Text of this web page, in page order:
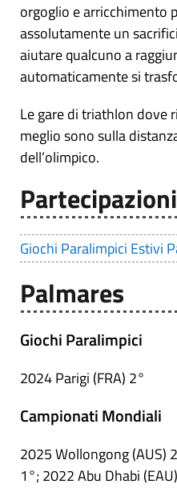
orgoglio e arricchimento
assolutamente un
aiutare qualcuno a
automaticamente si
Le gare di triathlon dove
meglio sono sulla
dell’olimpico.
Partecipazioni
Giochi Paralimpici Estivi
Palmares
Giochi Paralimpici
2024 Parigi (FRA) 2°
Campionati Mondiali
2025 Wollongong (AUS)
1°; 2022 Abu Dhabi